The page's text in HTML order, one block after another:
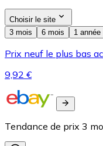
Choisir le site
3 mois
6 mois 1 année
Prix neuf le plus bas
9,92 €
Tendance de prix 3